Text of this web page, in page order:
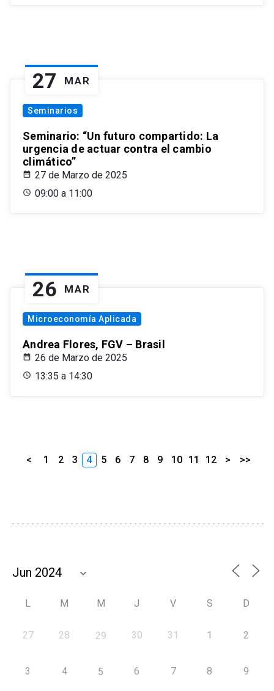
27 MAR
Seminarios
Seminario: “Un futuro compartido: La
urgencia de actuar contra el cambio
climático”
27 de Marzo de 2025
09:00 a 11:00
26 MAR
Microeconomía Aplicada
Andrea Flores, FGV – Brasil
26 de Marzo de 2025
13:35 a 14:30
< 1 2 3 4 5 6 7 8 9 10 11 12 > >>
L M M J V S D
27 28 29 30 31 1 2
3 4 5 6 7 8 9